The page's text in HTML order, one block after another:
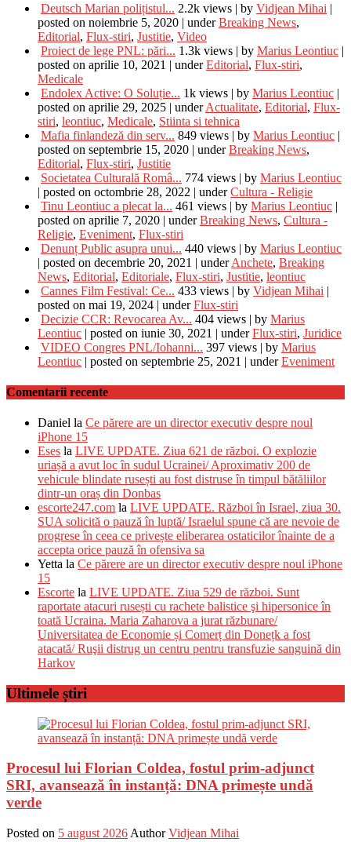
Deutsch Marian polițistul... 2.2k views | by Vidjean Mihai |
posted on noiembrie 5, 2020 | underBreaking News,
Editorial, Flux-stiri, Justitie, Video
Proiect de lege PNL: pări... 1.3k views | by Marius Leontiuc |
posted on aprilie 10, 2021 | underEditorial, Flux-stiri,
Medicale
Endolex Active: O Soluție... 1k views | by Marius Leontiuc |
posted on aprilie 29, 2025 | underActualitate, Editorial, Flux-
stiri, leontiuc, Medicale, Stiinta si tehnica
Mafia finlandeză din serv... 849 views | by Marius Leontiuc |
posted on septembrie 15, 2020 | underBreaking News,
Editorial, Flux-stiri, Justitie
Societatea Culturală Româ... 774 views | by Marius Leontiuc
| posted on octombrie 28, 2022 | underCultura - Religie
Tinu Leontiuc a plecat la... 461 views | by Marius Leontiuc |
posted on aprilie 7, 2020 | underBreaking News, Cultura -
Religie, Eveniment, Flux-stiri
Denunț Public asupra unui... 440 views | by Marius Leontiuc
| posted on decembrie 20, 2021 | underAnchete, Breaking
News, Editorial, Editoriale, Flux-stiri, Justitie, leontiuc
Cannes Film Festival: Ce... 433 views | by Vidjean Mihai |
posted on mai 19, 2024 | underFlux-stiri
Decizie CCR: Revocarea Av... 404 views | by Marius
Leontiuc | posted on iunie 30, 2021 | underFlux-stiri, Juridice
VIDEO Congres PNL/Iohanni... 397 views | by Marius
Leontiuc | posted on septembrie 25, 2021 | underEveniment
Comentarii recente
Daniel la Ce părere are un director executiv despre noul
iPhone 15
Eses la LIVE UPDATE. Ziua 621 de război. O explozie
uriașă a avut loc în sudul Ucrainei/ Aproximativ 200 de
vehicule blindate rusești au fost distruse în timpul bătăliilor
dintr-un oraș din Donbas
escorte247.com la LIVE UPDATE. Război în Israel, ziua 30.
SUA solicită o pauză în luptă/ Israelul spune că are nevoie de
progrese în ceea ce privește eliberarea ostaticilor înainte de a
accepta orice pauză în ofensiva sa
Yetta la Ce părere are un director executiv despre noul iPhone
15
Escorte la LIVE UPDATE. Ziua 529 de război. Sunt
raportate atacuri rusești cu rachete balistice şi hipersonice în
toată Ucraina. Maria Zaharova a jurat răzbunare/
Universitatea de Economie și Comerț din Donețk a fost
atacată/ Ruşii distrug un centru pentru transfuzie sanguină din
Harkov
Ultimele știri
Procesul lui Florian Coldea, fostul prim-adjunct
SRI, avansează în instanță: DNA primește undă
verde
Posted on 5 august 2026 Author Vidjean Mihai